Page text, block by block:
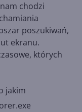
chodzi
poszukiwań,
ekranu.
których
jakim